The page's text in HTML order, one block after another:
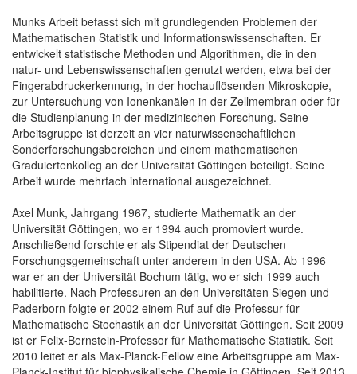
Munks Arbeit befasst sich mit grundlegenden Problemen der
Mathematischen Statistik und Informationswissenschaften. Er
entwickelt statistische Methoden und Algorithmen, die in den
natur- und Lebenswissenschaften genutzt werden, etwa bei der
Fingerabdruckerkennung, in der hochauflösenden Mikroskopie,
zur Untersuchung von Ionenkanälen in der Zellmembran oder für
die Studienplanung in der medizinischen Forschung. Seine
Arbeitsgruppe ist derzeit an vier naturwissenschaftlichen
Sonderforschungsbereichen und einem mathematischen
Graduiertenkolleg an der Universität Göttingen beteiligt. Seine
Arbeit wurde mehrfach international ausgezeichnet.
Axel Munk, Jahrgang 1967, studierte Mathematik an der
Universität Göttingen, wo er 1994 auch promoviert wurde.
Anschließend forschte er als Stipendiat der Deutschen
Forschungsgemeinschaft unter anderem in den USA. Ab 1996
war er an der Universität Bochum tätig, wo er sich 1999 auch
habilitierte. Nach Professuren an den Universitäten Siegen und
Paderborn folgte er 2002 einem Ruf auf die Professur für
Mathematische Stochastik an der Universität Göttingen. Seit 2009
ist er Felix-Bernstein-Professor für Mathematische Statistik. Seit
2010 leitet er als Max-Planck-Fellow eine Arbeitsgruppe am Max-